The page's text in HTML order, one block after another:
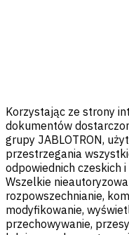
Korzystając ze strony
dokumentów
grupy JABLOTRON,
przestrzegania
odpowiednich czeskich
Wszelkie
rozpowszechnianie,
modyfikowanie,
przechowywanie,